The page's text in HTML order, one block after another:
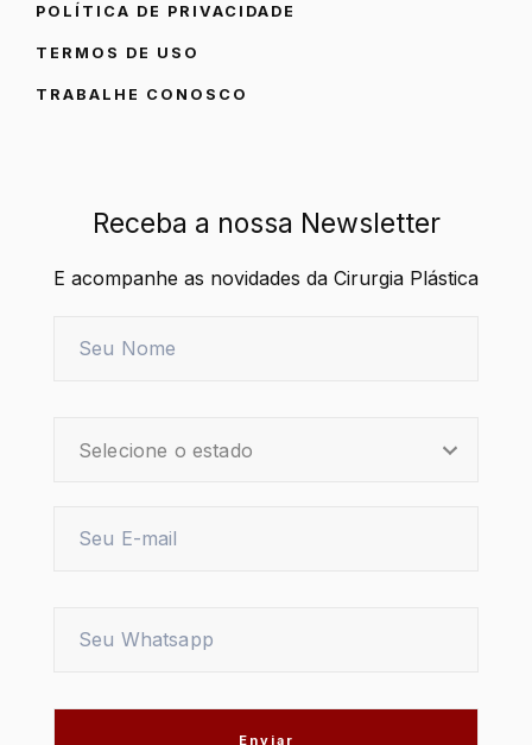
POLÍTICA DE PRIVACIDADE
TERMOS DE USO
TRABALHE CONOSCO
Receba a nossa Newsletter
E acompanhe as novidades da Cirurgia Plástica